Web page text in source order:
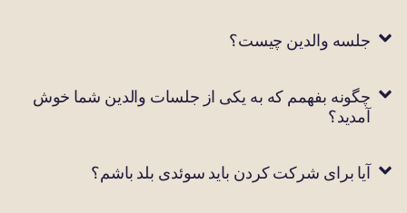
جلسه والدین چیست؟
چگونه بفهمم که به یکی از جلسات والدین شما خوش
آمدید؟
آیا برای شرکت کردن باید سوئدی بلد باشم؟